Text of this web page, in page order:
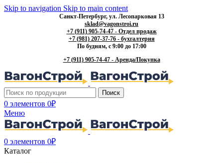
Skip to navigation Skip to main content
Санкт-Петербург, ул. Лесопарковая 13
sklad@vagonstroi.ru
+7 (911) 905-74-47 - Отдел продаж
+7 (981) 207-37-76 - бухгалтерия
По будням, с 9:00 до 17:00
+7 (911) 905-74-47 - Аренда/Покупка
Поиск
0 элементов 0₽
Меню
0 элементов 0₽
Каталог